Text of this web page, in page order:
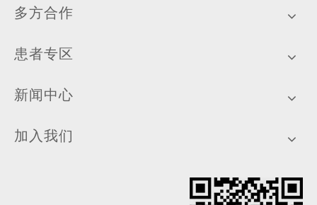
多方合作
患者专区
新闻中心
加入我们